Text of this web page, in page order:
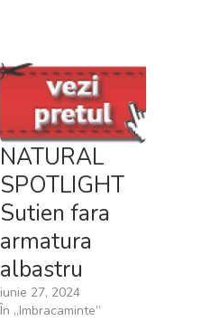
NATURAL
SPOTLIGHT
Sutien fara
armatura
albastru
iunie 27, 2024
În „Imbracaminte”